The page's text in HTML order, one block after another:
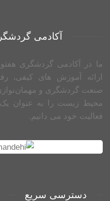
دسترسی سریع
آکادمی
ما در آکادمی گردشگری
ارائه آموزش های کیفی،
صنعت گردشگری و
محیط زیست را به عنوان
فعالیت خود می دانیم.